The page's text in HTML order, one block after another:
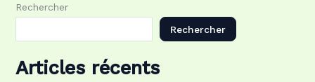
Rechercher
Rechercher
Articles récents